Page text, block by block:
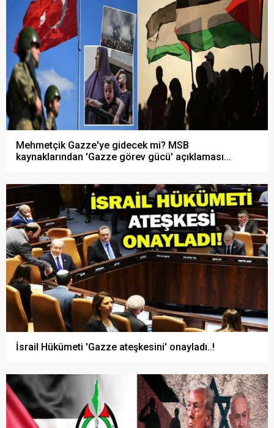
Mehmetçik Gazze'ye gidecek mi? MSB
kaynaklarından 'Gazze görev gücü' açıklaması...
İsrail Hükümeti 'Gazze ateşkesini' onayladı..!